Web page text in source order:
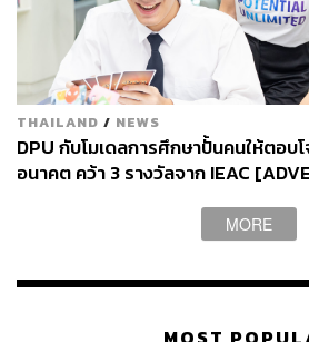
ในภาคอุตสาหกรรม
THAILAND / NEWS
DPU กับโมเดลการศึกษาปั้นคนให้ตอบ
อนาคต คว้า 3 รางวัลจาก IEAC
MORE